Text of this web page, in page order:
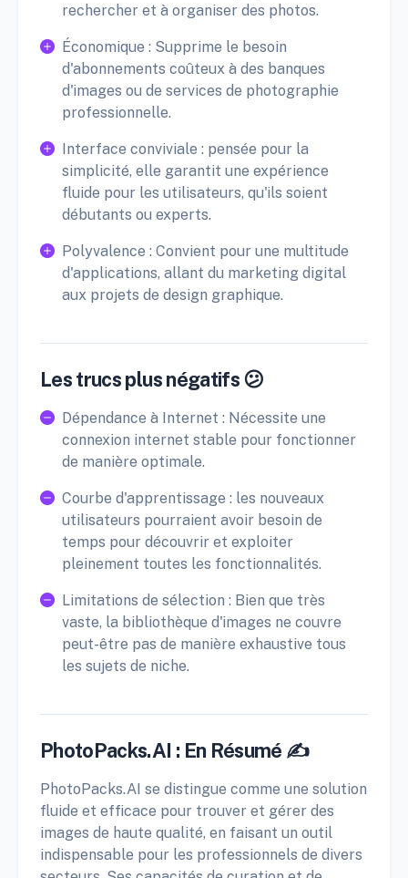
rechercher et à organiser des photos.
Économique : Supprime le besoin
d'abonnements coûteux à des banques
d'images ou de services de photographie
professionnelle.
Interface conviviale : pensée pour la
simplicité, elle garantit une expérience
fluide pour les utilisateurs, qu'ils soient
débutants ou experts.
Polyvalence : Convient pour une multitude
d'applications, allant du marketing digital
aux projets de design graphique.
Les trucs plus négatifs 😕
Dépendance à Internet : Nécessite une
connexion internet stable pour fonctionner
de manière optimale.
Courbe d'apprentissage : les nouveaux
utilisateurs pourraient avoir besoin de
temps pour découvrir et exploiter
pleinement toutes les fonctionnalités.
Limitations de sélection : Bien que très
vaste, la bibliothèque d'images ne couvre
peut-être pas de manière exhaustive tous
les sujets de niche.
PhotoPacks.AI : En Résumé ✍️
PhotoPacks.AI se distingue comme une solution
fluide et efficace pour trouver et gérer des
images de haute qualité, en faisant un outil
indispensable pour les professionnels de divers